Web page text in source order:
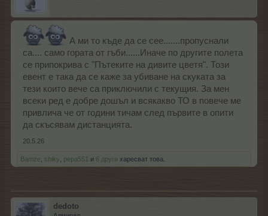
А ми то къде да се сее.......пропуснали
са.... само гората от гъби......Иначе по другите полета
се припокрива с "Пътеките на дивите цветя". Този
евент е така да се каже за убиване на скуката за
тези които вече са приключили с текущия. За мен
всеки ред е добре дошъл и всякакво ТО в повече ме
привлича че от години тичам след първите в опити
да скъсявам дистанцията.
20.5.26
Bamze shiky pepa551 и 6 други харесват това.
dedoto